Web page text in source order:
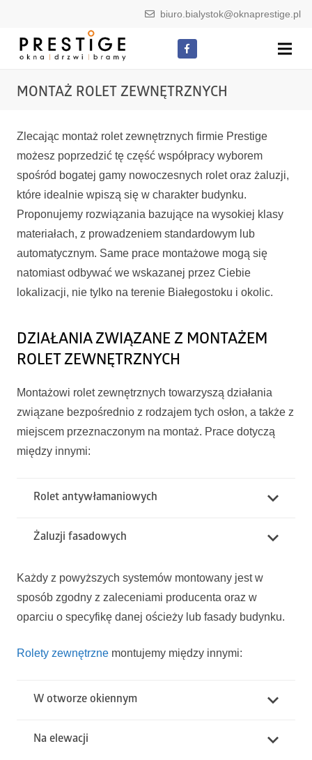
biuro.bialystok@oknaprestige.pl
MONTAŻ ROLET ZEWNĘTRZNYCH
Zlecając montaż rolet zewnętrznych firmie Prestige
możesz poprzedzić tę część współpracy wyborem
spośród bogatej gamy nowoczesnych rolet oraz żaluzji,
które idealnie wpiszą się w charakter budynku.
Proponujemy rozwiązania bazujące na wysokiej klasy
materiałach, z prowadzeniem standardowym lub
automatycznym. Same prace montażowe mogą się
natomiast odbywać we wskazanej przez Ciebie
lokalizacji, nie tylko na terenie Białegostoku i okolic.
DZIAŁANIA ZWIĄZANE Z MONTAŻEM
ROLET ZEWNĘTRZNYCH
Montażowi rolet zewnętrznych towarzyszą działania
związane bezpośrednio z rodzajem tych osłon, a także z
miejscem przeznaczonym na montaż. Prace dotyczą
między innymi:
Rolet antywłamaniowych
Żaluzji fasadowych
Każdy z powyższych systemów montowany jest w
sposób zgodny z zaleceniami producenta oraz w
oparciu o specyfikę danej ościeży lub fasady budynku.
Rolety zewnętrzne montujemy między innymi:
W otworze okiennym
Na elewacji